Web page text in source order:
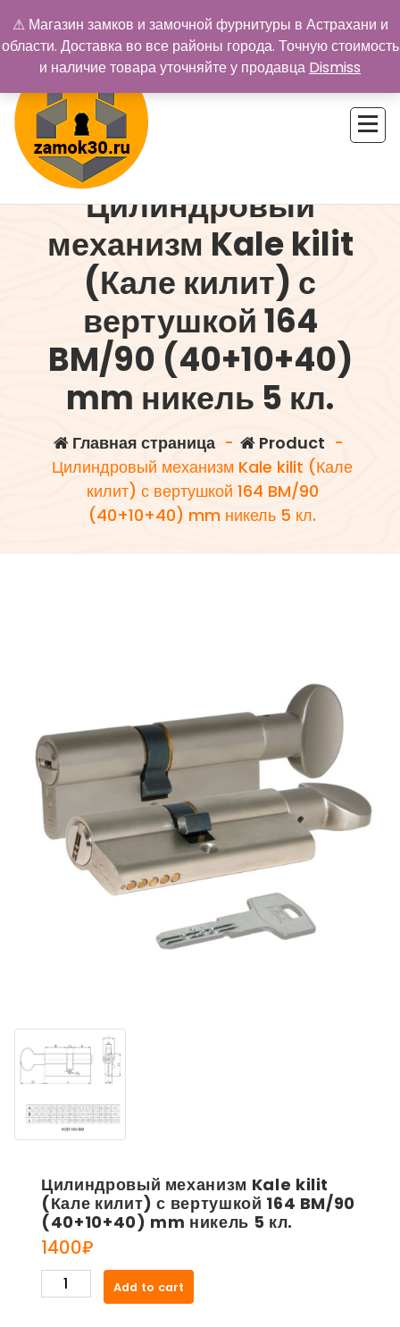
содержимому
Цилиндровый
механизм Kale kilit
(Кале килит) с
вертушкой 164
BM/90 (40+10+40)
mm никель 5 кл.
Главная страница - Product -
Цилиндровый механизм Kale kilit (Кале
килит) с вертушкой 164 BM/90
(40+10+40) mm никель 5 кл.
Цилиндровый механизм Kale kilit
(Кале килит) с вертушкой 164 BM/90
(40+10+40) mm никель 5 кл.
1400₽
Цилиндровый
механизм
Add to cart
⚠ Магазин замков и замочной фурнитуры в Астрахани и
области. Доставка во все районы города. Точную стоимость
и наличие товара уточняйте у продавца Dismiss